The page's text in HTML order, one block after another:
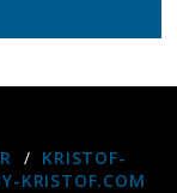
/ KRISTOF-
KRISTOF.COM